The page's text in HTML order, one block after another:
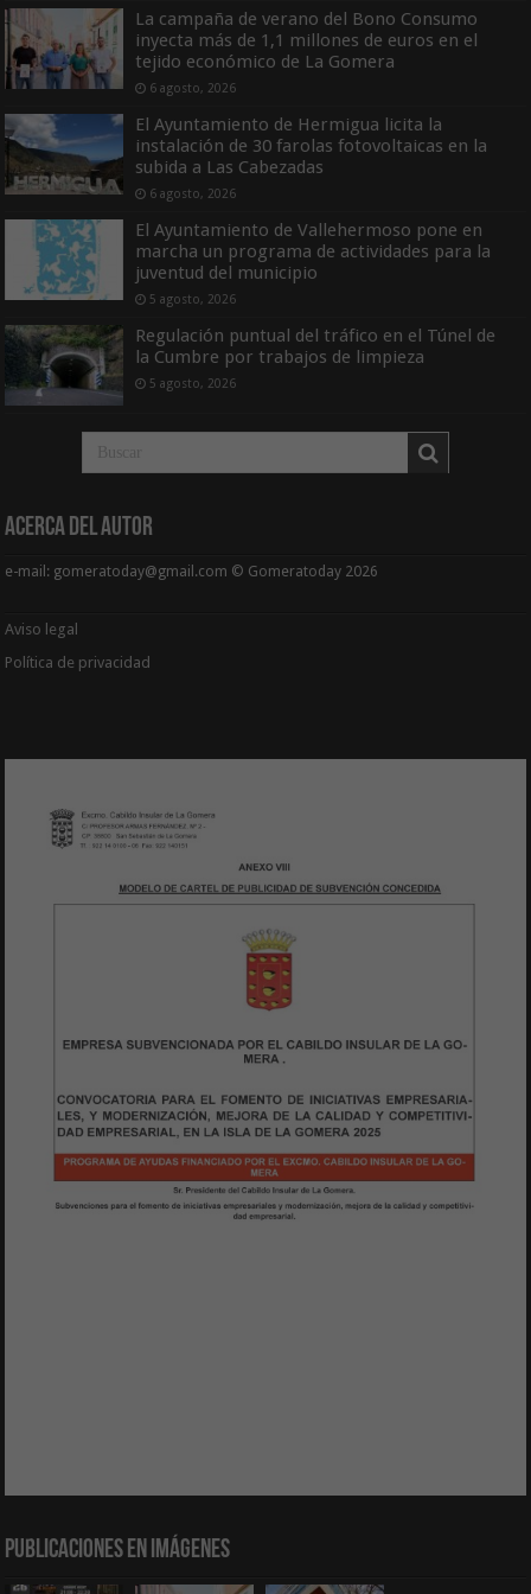
La campaña de verano del Bono Consumo
inyecta más de 1,1 millones de euros en el
tejido económico de La Gomera
6 agosto, 2026
El Ayuntamiento de Hermigua licita la
instalación de 30 farolas fotovoltaicas en la
subida a Las Cabezadas
6 agosto, 2026
El Ayuntamiento de Vallehermoso pone en
marcha un programa de actividades para la
juventud del municipio
5 agosto, 2026
Regulación puntual del tráfico en el Túnel de
la Cumbre por trabajos de limpieza
5 agosto, 2026
Acerca del Autor
e-mail: gomeratoday@gmail.com © Gomeratoday 2026
Aviso legal
Política de privacidad
Publicaciones en Imágenes